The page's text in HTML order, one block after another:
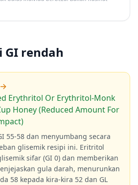
GI rendah
→
Erythritol Or Erythritol-Monk
Honey (Reduced Amount For
55-58 dan menyumbang secara
glisemik resipi ini. Eritritol
sifar (GI 0) dan memberikan
gula darah, menurunkan
58 kepada kira-kira 52 dan GL